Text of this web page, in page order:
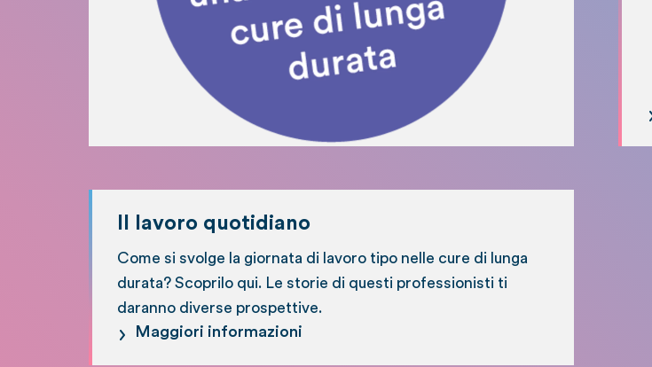
Il lavoro quotidiano
Come si svolge la giornata di lavoro tipo nelle cure di lunga
durata? Scoprilo qui. Le storie di questi professionisti ti
daranno diverse prospettive.
Maggiori informazioni